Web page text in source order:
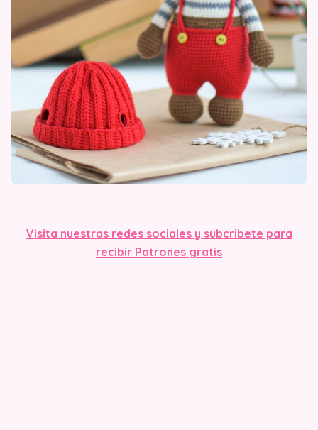
Visita nuestras redes sociales y subcribete para
recibir Patrones gratis